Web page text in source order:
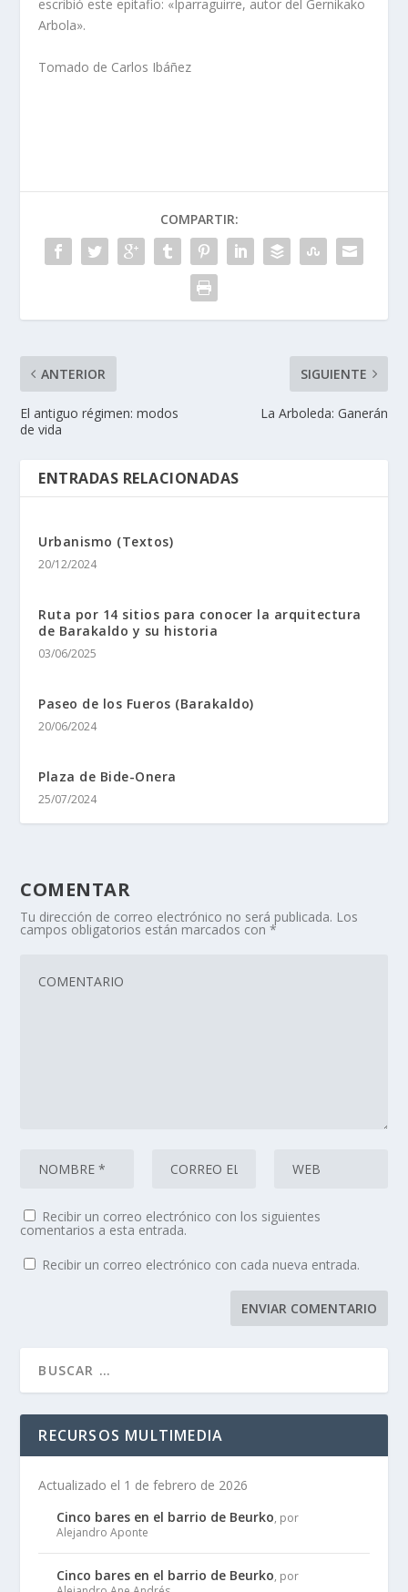
escribió este epitafio: «Iparraguirre, autor del Gernikako
Arbola».
Tomado de Carlos Ibáñez
COMPARTIR:
ANTERIOR
El antiguo régimen: modos
de vida
SIGUIENTE
La Arboleda: Ganerán
ENTRADAS RELACIONADAS
Urbanismo (Textos)
20/12/2024
Ruta por 14 sitios para conocer la arquitectura
de Barakaldo y su historia
03/06/2025
Paseo de los Fueros (Barakaldo)
20/06/2024
Plaza de Bide-Onera
25/07/2024
COMENTAR
Tu dirección de correo electrónico no será publicada. Los
campos obligatorios están marcados con*
Recibir un correo electrónico con los siguientes
comentarios a esta entrada.
Recibir un correo electrónico con cada nueva entrada.
RECURSOS MULTIMEDIA
Actualizado el 1 de febrero de 2026
Cinco bares en el barrio de Beurko, por
Alejandro Aponte
Cinco bares en el barrio de Beurko, por